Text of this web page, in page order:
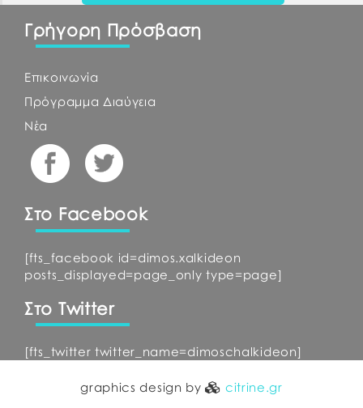
Γρήγορη Πρόσβαση
Επικοινωνία
Πρόγραμμα Διαύγεια
Νέα
Στο Facebook
[fts_facebook id=dimos.xalkideon
posts_displayed=page_only type=page]
Στο Twitter
[fts_twitter twitter_name=dimoschalkideon]
graphics design by citrine.gr